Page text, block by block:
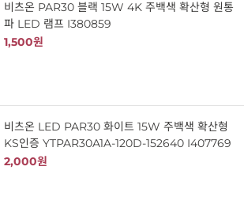
비츠온 PAR30 블랙 15W 4K 주백색 확산형 원통
파 LED 램프 I380859
1,500원
비츠온 LED PAR30 화이트 15W 주백색 확산형
KS인증 YTPAR30A1A-120D-152640 I407769
2,000원